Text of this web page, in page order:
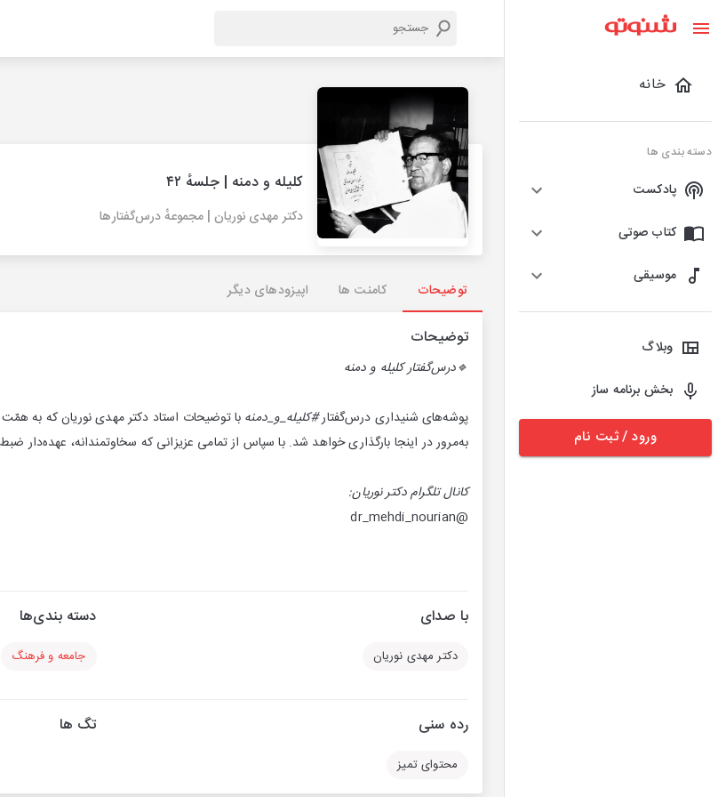
خانه
دسته بندی ها
پادکست
کتاب صوتی
موسیقی
وبلاگ
بخش برنامه ساز
ورود / ثبت نام
کلیله و دمنه | جلسهٔ ۴۲
دکتر مهدی نوریان | مجموعهٔ درس‌گفتارها
توضیحات کامنت ها اپیزودهای دیگر
توضیحات
🔹درس‌‌گفتار کلیله و دمنه
پوشه‌های شنیداری درس‌گفتار#کلیله‌_و_دمنه با توضیحات استاد دکتر مهدی نوریان که به
به‌مرور در اینجا بارگذاری خواهد شد. با سپاس از تمامی عزیزانی که سخاوتمندانه، عهده‌دار
کانال تلگرام دکتر نوریان:
@dr_mehdi_nourian
با صدای
دکتر مهدی نوریان
دسته بندی‌ها
جامعه و فرهنگ
رده سنی
محتوای تمیز
تگ ها